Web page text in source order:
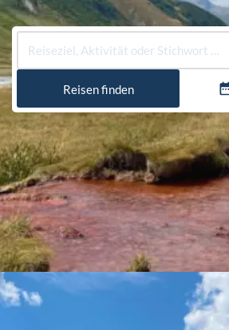
Reisen finden